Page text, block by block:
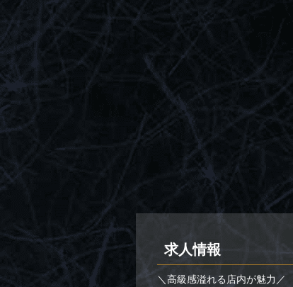
求人情報
＼高級感溢れる店内が魅力／